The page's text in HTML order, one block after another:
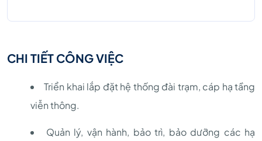
CHI TIẾT CÔNG VIỆC
Triển khai lắp đặt hệ thống đài trạm, cáp hạ tầng
viễn thông.
Quản lý, vận hành, bảo trì, bảo dưỡng các hạ